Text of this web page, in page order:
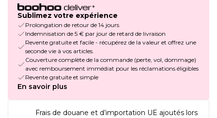
Sublimez votre expérience
Prolongation de retour de 14 jours
Indemnisation de 5 € par jour de retard de livraison
Revente gratuite et facile - récupérez de la valeur et offrez une
seconde vie à vos articles.
Couverture complète de la commande (perte, vol, dommage)
avec remboursement immédiat pour les réclamations éligibles
Revente gratuite et simple
En savoir plus
Frais de douane et d’importation UE ajoutés lors